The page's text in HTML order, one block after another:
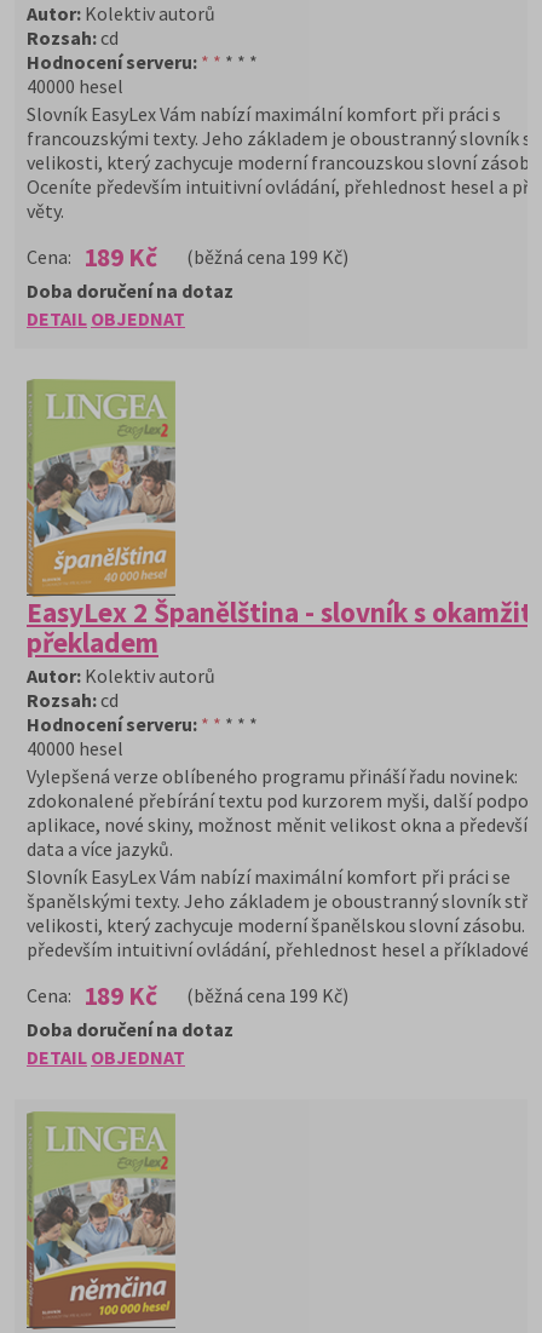
Autor: Kolektiv autorů
Rozsah:cd
Hodnocení serveru: * * * * *
40000 hesel
Slovník EasyLex Vám nabízí maximální komfort při práci s
francouzskými texty. Jeho základem je oboustranný slovník
velikosti, který zachycuje moderní francouzskou slovní zásobu.
Oceníte především intuitivní ovládání, přehlednost hesel a
věty.
Cena:
189 Kč (běžná cena 199 Kč)
DETAIL OBJEDNAT
Doba doručení na dotaz
EasyLex 2 Španělština - slovník s
překladem
Autor: Kolektiv autorů
Rozsah:cd
Hodnocení serveru: * * * * *
40000 hesel
Vylepšená verze oblíbeného programu přináší řadu novinek:
zdokonalené přebírání textu pod kurzorem myši, další
aplikace, nové skiny, možnost měnit velikost okna a
data a více jazyků.
Slovník EasyLex Vám nabízí maximální komfort při práci se
španělskými texty. Jeho základem je oboustranný slovník
velikosti, který zachycuje moderní španělskou slovní zásobu.
především intuitivní ovládání, přehlednost hesel a příkladové
Cena:
189 Kč (běžná cena 199 Kč)
DETAIL OBJEDNAT
Doba doručení na dotaz